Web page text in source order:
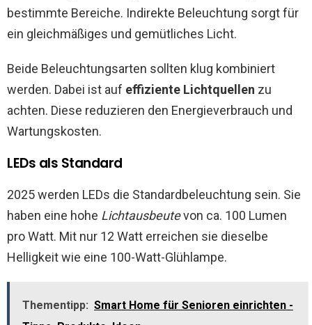
bestimmte Bereiche. Indirekte Beleuchtung sorgt für
ein gleichmäßiges und gemütliches Licht.
Beide Beleuchtungsarten sollten klug kombiniert
werden. Dabei ist auf effiziente Lichtquellen zu
achten. Diese reduzieren den Energieverbrauch und
Wartungskosten.
LEDs als Standard
2025 werden LEDs die Standardbeleuchtung sein. Sie
haben eine hohe Lichtausbeutevon ca. 100 Lumen
pro Watt. Mit nur 12 Watt erreichen sie dieselbe
Helligkeit wie eine 100-Watt-Glühlampe.
Thementipp: Smart Home für Senioren einrichten -